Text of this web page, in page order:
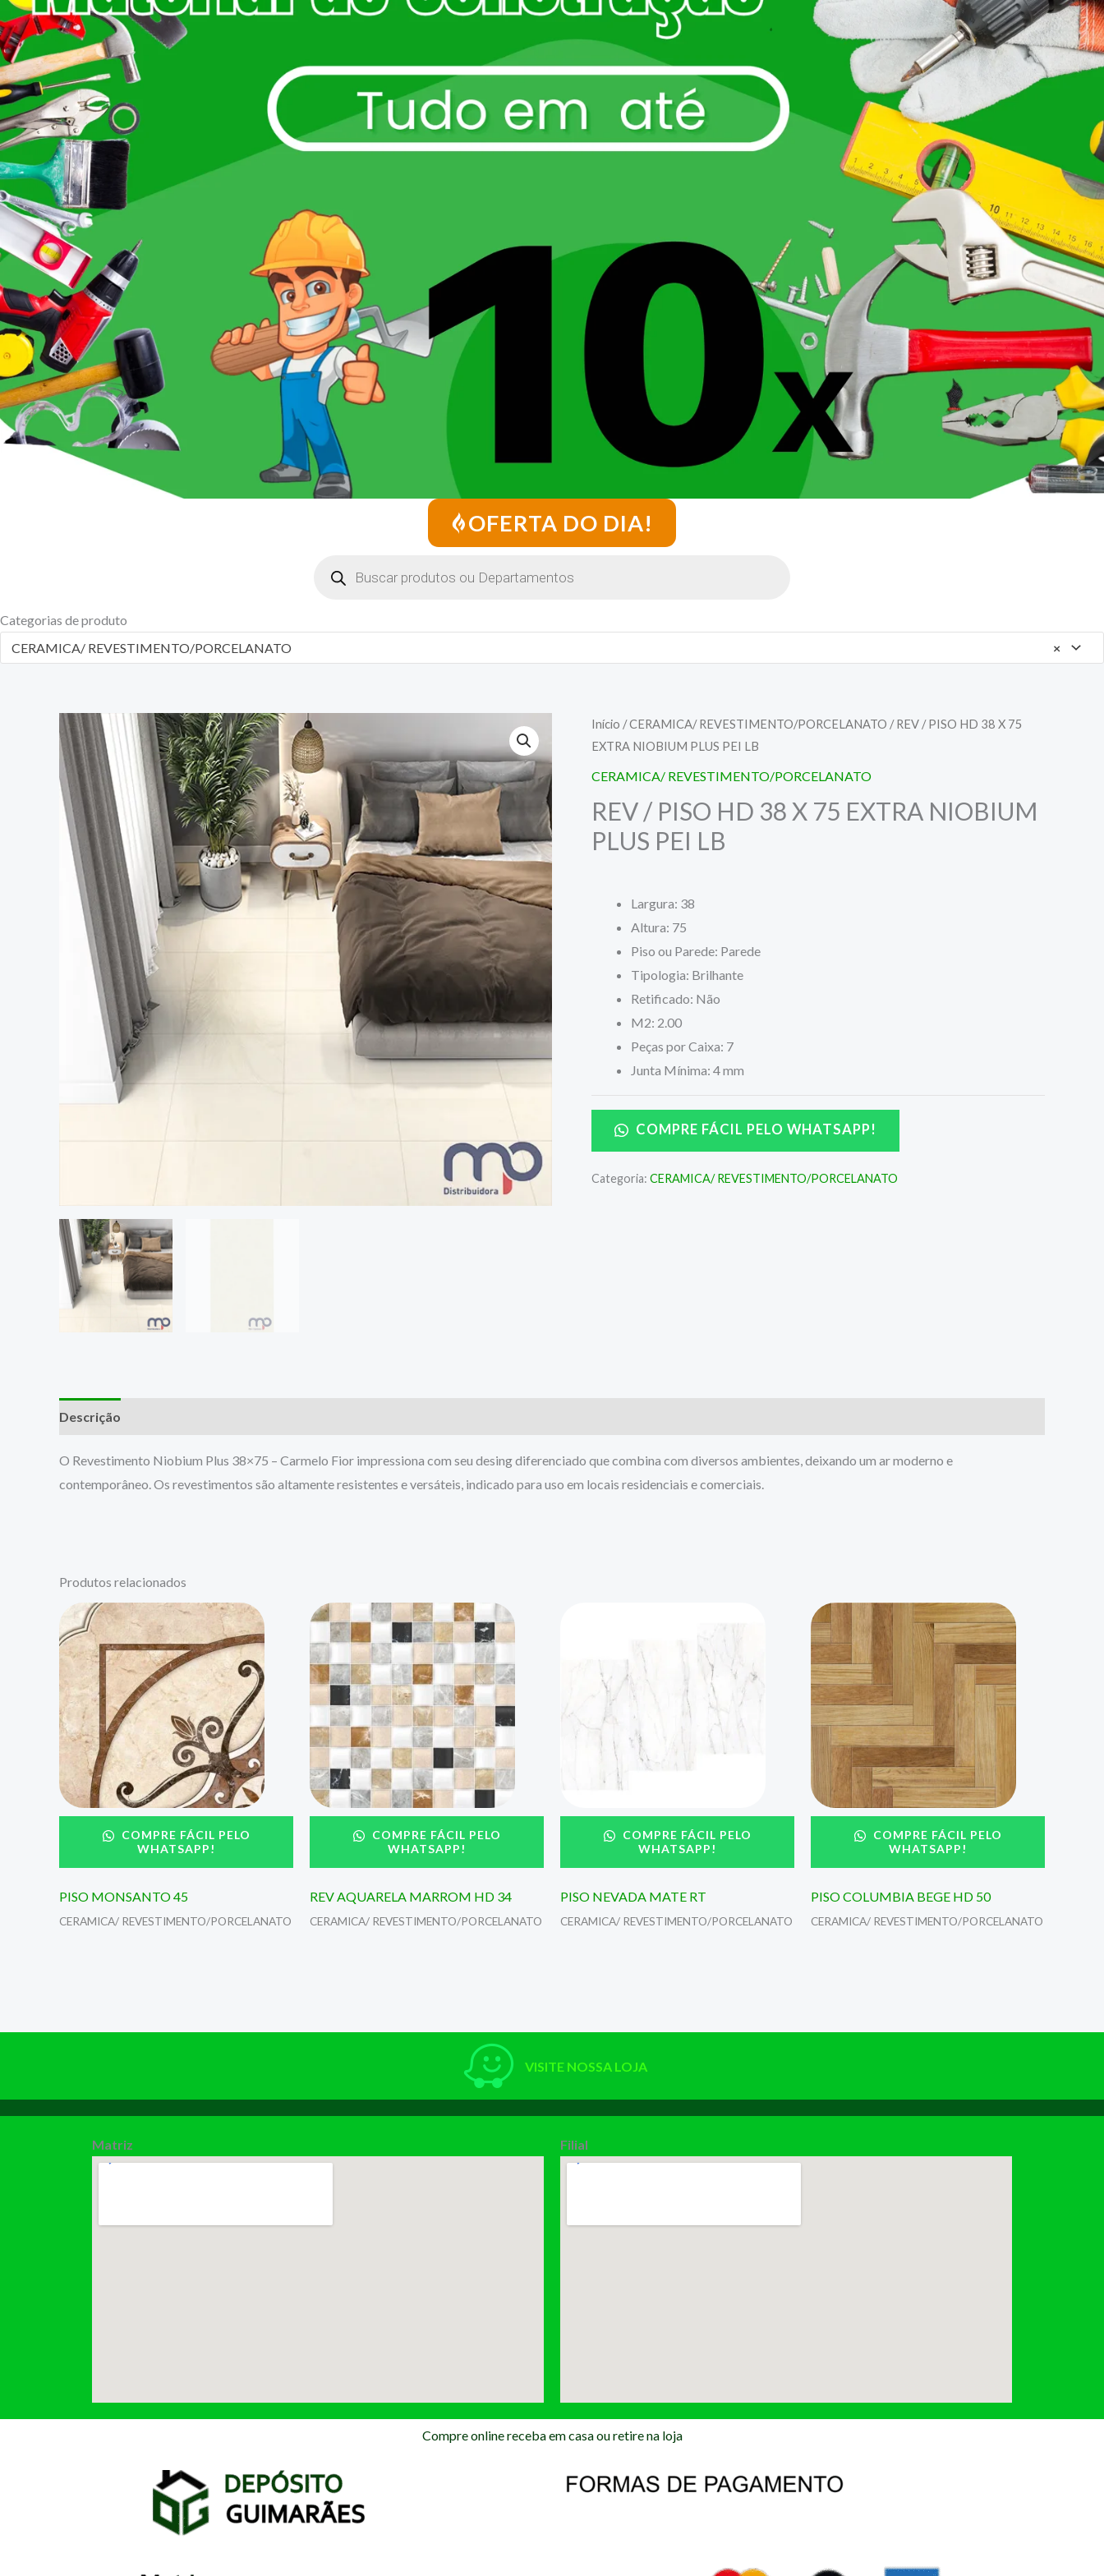
OFERTA DO DIA!
Categorias de produto
×
CERAMICA/ REVESTIMENTO/PORCELANATO
Início /CERAMICA/ REVESTIMENTO/PORCELANATO / REV / PISO HD 38 X 75
EXTRA NIOBIUM PLUS PEI LB
CERAMICA/ REVESTIMENTO/PORCELANATO
REV / PISO HD 38 X 75 EXTRA NIOBIUM
PLUS PEI LB
Largura: 38
Altura: 75
Piso ou Parede: Parede
Tipologia: Brilhante
Retificado: Não
M2: 2.00
Peças por Caixa: 7
Junta Mínima: 4 mm
COMPRE FÁCIL PELO WHATSAPP!
Categoria: CERAMICA/ REVESTIMENTO/PORCELANATO
Descrição
O Revestimento Niobium Plus 38×75 – Carmelo Fior impressiona com seu desing diferenciado que combina com diversos ambientes, deixando um ar moderno e
contemporâneo. Os revestimentos são altamente resistentes e versáteis, indicado para uso em locais residenciais e comerciais.
Produtos relacionados
COMPRE FÁCIL PELO
WHATSAPP!
PISO MONSANTO 45
CERAMICA/ REVESTIMENTO/PORCELANATO
COMPRE FÁCIL PELO
WHATSAPP!
REV AQUARELA MARROM HD 34
CERAMICA/ REVESTIMENTO/PORCELANATO
COMPRE FÁCIL PELO
WHATSAPP!
PISO NEVADA MATE RT
CERAMICA/ REVESTIMENTO/PORCELANATO
COMPRE FÁCIL PELO
WHATSAPP!
PISO COLUMBIA BEGE HD 50
CERAMICA/ REVESTIMENTO/PORCELANATO
VISITE NOSSA LOJA
Matriz Filial
Compre online receba em casa ou retire na loja